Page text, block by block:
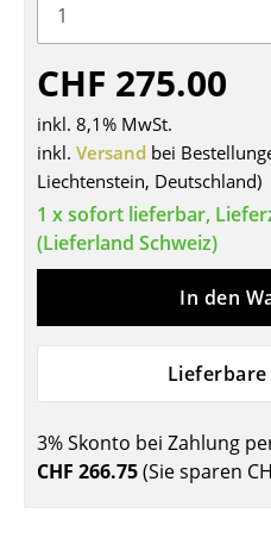
Tische
Esstische
Beistelltische
Couchtische
Schreibtische
Sekretäre & PC-Tische
Stehtische & Stehpulte
Kindertische
Gartentische
CHF 275.00
inkl. 8,1% MwSt.
inkl. Versand bei
Liechtenstein, Deutschland)
1 x sofort lieferbar,
(Lieferland Schweiz)
In den
3% Skonto bei Zahlung
CHF 266.75(Sie sparen